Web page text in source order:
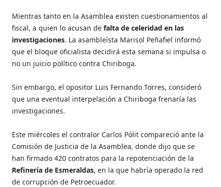
Mientras tanto en la Asamblea existen cuestionamientos al
fiscal, a quien lo acusan de falta de celeridad en las
investigaciones. La asambleísta Marisol Peñafiel informó
que el bloque oficialista decidirá esta semana si impulsa o
no un juicio político contra Chiriboga.
Sin embargo, el opositor Luis Fernando Torres, consideró
que una eventual interpelación a Chiriboga frenaría las
investigaciones.
Este miércoles el contralor Carlos Pólit compareció ante la
Comisión de Justicia de la Asamblea, donde dijo que se
han firmado 420 contratos para la repotenciación de la
Refinería de Esmeraldas, en la que habría operado la red
de corrupción de Petroecuador.